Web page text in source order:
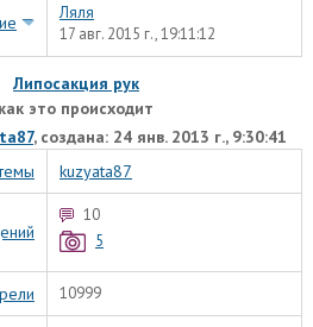
Ляля
17 авг. 2015 г., 19:11:12
Липосакция рук
это происходит
, создана: 24 янв. 2013 г., 9:30:41
kuzyata87
10
5
10999